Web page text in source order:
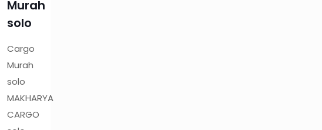
Murah
solo
Cargo
Murah
solo
MAKHARYA
CARGO